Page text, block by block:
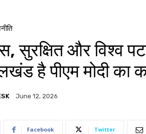
सुरक्षित और विश्व
है पीएम मोदी का
June 12, 2026
Facebook Twitter